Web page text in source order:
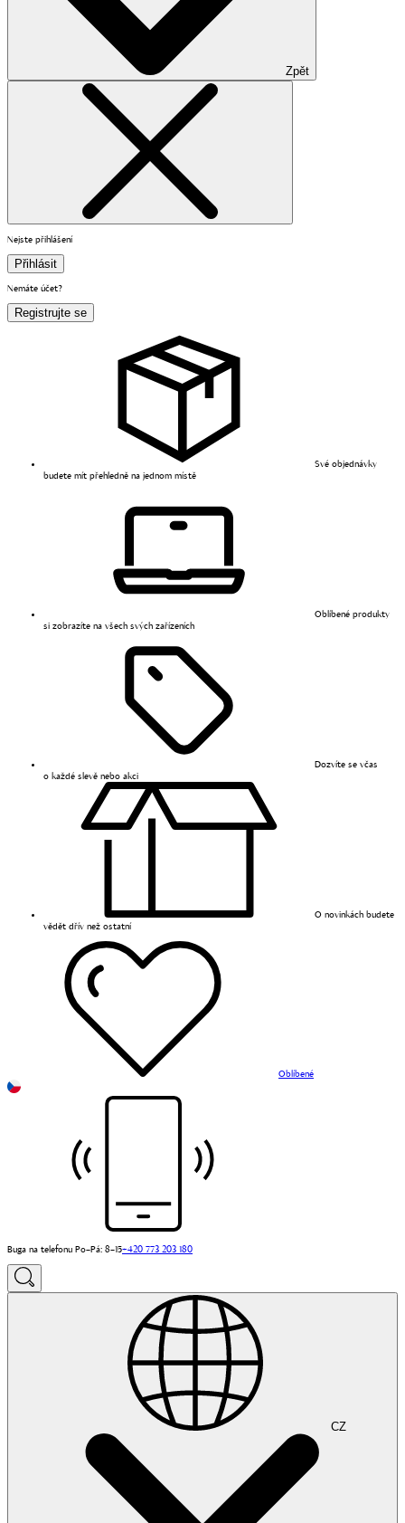
Zpět
Nejste přihlášení
Přihlásit
Nemáte účet?
Registrujte se
Své objednávky
budete mít přehledně na jednom místě
Oblíbené produkty
si zobrazíte na všech svých zařízeních
Dozvíte se včas
o každé slevě nebo akci
O novinkách budete
vědět dřív než ostatní
Oblíbené
Buga na telefonu Po–Pá: 8–15+420 773 203 180
CZ